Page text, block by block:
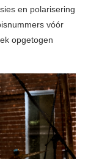
en polarisering
vóór
opgetogen